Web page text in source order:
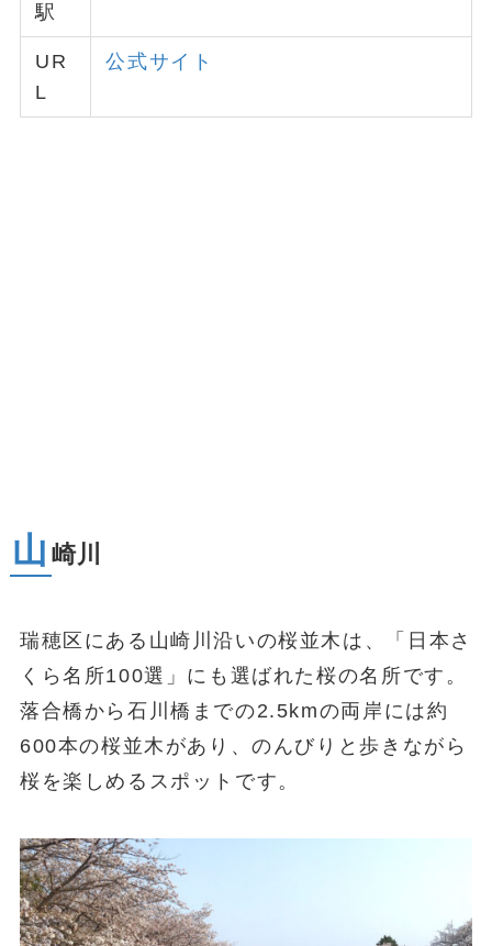
駅
UR
L
公式サイト
山 崎川
瑞穂区にある山崎川沿いの桜並木は、「日本さ
くら名所100選」にも選ばれた桜の名所です。
落合橋から石川橋までの2.5kmの両岸には約
600本の桜並木があり、のんびりと歩きながら
桜を楽しめるスポットです。